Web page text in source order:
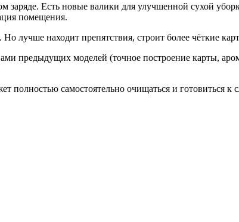
заряде. Есть новые валики для улучшенной сухой
помещения.
находит препятствия, строит более чёткие
предыдущих моделей (точное построение карты,
самостоятельно очищаться и готовиться к